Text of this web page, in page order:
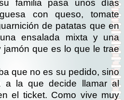
familia pasa unos días
con queso, tomate
de patatas que en
ensalada mixta y una
jamón que es lo que le trae
que no es su pedido, sino
a la que decide llamar al
el ticket. Como vive muy